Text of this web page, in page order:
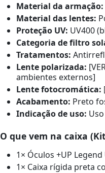
Material da armação:
Material das lentes:
Proteção UV: UV400
Categoria de filtro
Tratamentos:
Lente polarizada:
ambientes externos]
Lente fotocromática:
Acabamento: Preto
Indicação de uso:
O que vem na caixa
1× Óculos +UP
1× Caixa rígida preta